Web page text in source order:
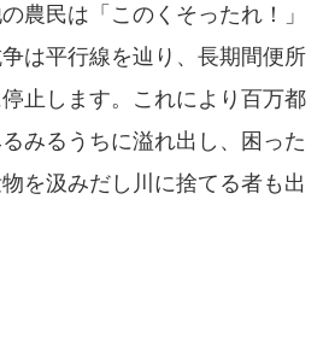
農民は「このくそったれ！」
は平行線を辿り、長期間便所
止します。これにより百万都
みるうちに溢れ出し、困った
を汲みだし川に捨てる者も出